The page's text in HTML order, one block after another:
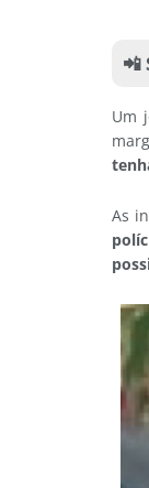
📲
Um
As